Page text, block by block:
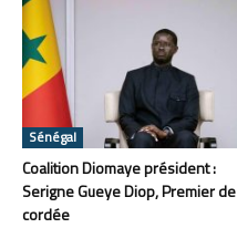
Sénégal
Coalition Diomaye président :
Serigne Gueye Diop, Premier de
cordée